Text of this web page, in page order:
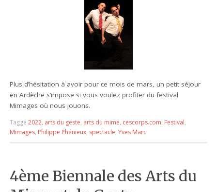
Plus d’hésitation à avoir pour ce mois de mars, un petit séjour
en Ardèche s’impose si vous voulez profiter du festival
Mimages où nous jouons.
Taggé2022, arts du geste, arts du mime, cescorps.com, Festival,
Mimages, Philippe Phénieux, spectacle,Yves Marc
4ème Biennale des Arts du